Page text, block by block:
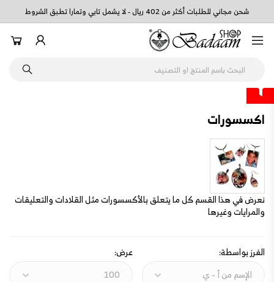
شحن مجاني للطلبات أكثر من 402 ريال - لا يشمل تابي وتمارا تطبق الشروط
اكسسورات
نعرض في هذا القسم كل ما يتعلق بالأكسسورات مثل القلادات والتعليقات
والمرايات وغيرها
الفرز بواسطة: عرض: